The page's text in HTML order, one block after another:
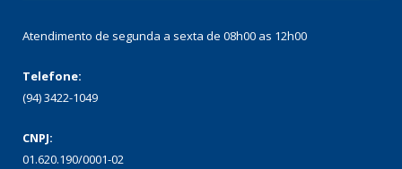
Atendimento de segunda a sexta de 08h00 as 12h00
Telefone:
(94) 3422-1049
CNPJ:
01.620.190/0001-02